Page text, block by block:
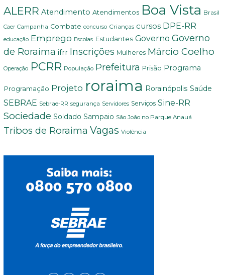
ALERR Atendimento Atendimentos Boa Vista Brasil
Caer Campanha Combate concurso Crianças cursos DPE-RR
educação Emprego Escolas Estudantes Governo Governo
de Roraima ifrr Inscrições Mulheres Márcio Coelho
Operação PCRR População Prefeitura Prisão Programa
Programação Projeto roraima Rorainópolis Saúde
SEBRAE Sebrae-RR segurança Servidores Serviços Sine-RR
Sociedade Soldado Sampaio São João no Parque Anauá
Tribos de Roraima Vagas Violência